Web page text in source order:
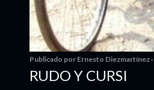
Publicado por Ernesto Diezmartínez
RUDO Y CURSI